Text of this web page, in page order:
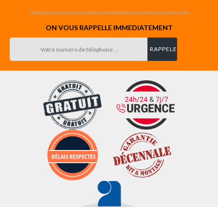
ON VOUS RAPPELLE IMMEDIATEMENT